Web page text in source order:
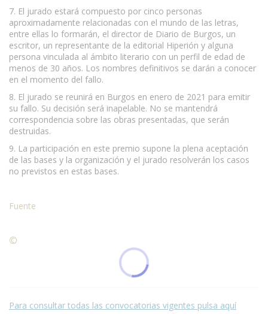
7. El jurado estará compuesto por cinco personas
aproximadamente relacionadas con el mundo de las letras,
entre ellas lo formarán, el director de Diario de Burgos, un
escritor, un representante de la editorial Hiperión y alguna
persona vinculada al ámbito literario con un perfil de edad de
menos de 30 años. Los nombres definitivos se darán a conocer
en el momento del fallo.
8. El jurado se reunirá en Burgos en enero de 2021 para emitir
su fallo. Su decisión será inapelable. No se mantendrá
correspondencia sobre las obras presentadas, que serán
destruidas.
9. La participación en este premio supone la plena aceptación
de las bases y la organización y el jurado resolverán los casos
no previstos en estas bases.
Fuente
©
Para consultar todas las convocatorias vigentes pulsa aquí